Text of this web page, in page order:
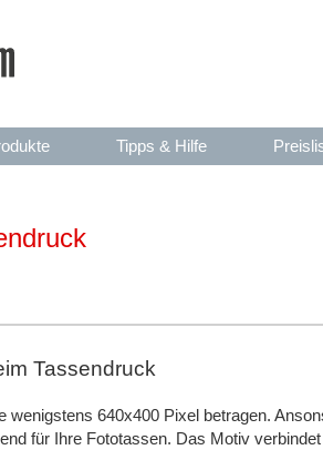
Tipps & Hilfe
Tassendruck
wenigstens 640x400 Pixel betragen.
für Ihre Fototassen. Das Motiv